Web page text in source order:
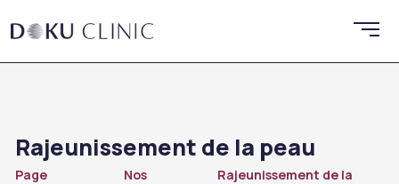
Rajeunissement de la peau
Page
Nos
Rajeunissement de la